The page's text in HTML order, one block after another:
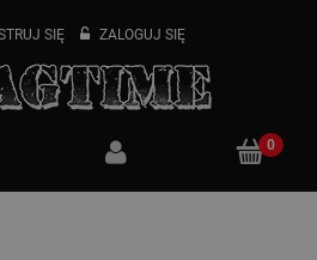
SIĘ ZALOGUJ SIĘ